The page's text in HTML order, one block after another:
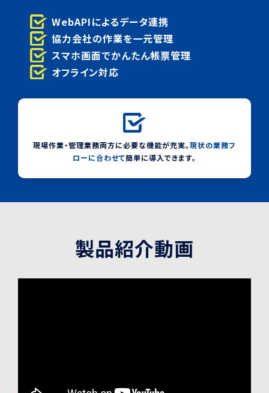
WebAPIによるデータ連携
協力会社の作業を一元管理
スマホ画面でかんたん帳票管理
オフライン対応
現場作業・管理業務両方に必要な機能が充実。現状の業務フ
ローに合わせて簡単に導入できます。
製品紹介動画